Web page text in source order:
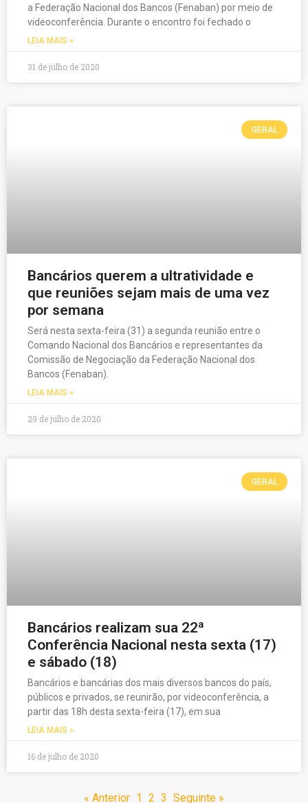
a Federação Nacional dos Bancos (Fenaban) por meio de
videoconferência. Durante o encontro foi fechado o
LEIA MAIS »
31 de julho de 2020
GERAL
Bancários querem a ultratividade e
que reuniões sejam mais de uma vez
por semana
Será nesta sexta-feira (31) a segunda reunião entre o
Comando Nacional dos Bancários e representantes da
Comissão de Negociação da Federação Nacional dos
Bancos (Fenaban).
LEIA MAIS »
29 de julho de 2020
GERAL
Bancários realizam sua 22ª
Conferência Nacional nesta sexta (17)
e sábado (18)
Bancários e bancárias dos mais diversos bancos do país,
públicos e privados, se reunirão, por videoconferência, a
partir das 18h desta sexta-feira (17), em sua
LEIA MAIS »
16 de julho de 2020
« Anterior 1 2 3 Seguinte »